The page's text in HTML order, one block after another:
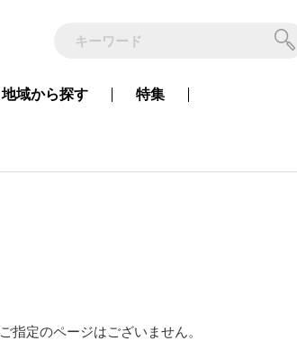
地域から探す 特集
ご指定のページはございません。